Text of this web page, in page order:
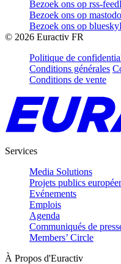
Bezoek ons op rss-feed
Bezoek ons op
Bezoek ons op bluesky
© 2026 Euractiv FR
Politique de
Conditions générales
Conditions de vente
Services
Media Solutions
Projets publics
Evénements
Emplois
Agenda
Communiqués de
Members’ Circle
À Propos d'Euractiv